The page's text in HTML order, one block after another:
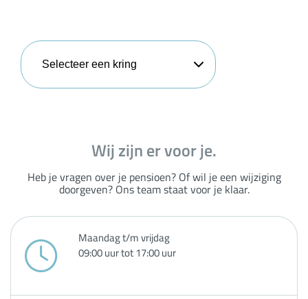
Selecteer een kring
Wij zijn er voor je.
Heb je vragen over je pensioen? Of wil je een wijziging
doorgeven? Ons team staat voor je klaar.
Maandag t/m vrijdag
09:00 uur tot 17:00 uur